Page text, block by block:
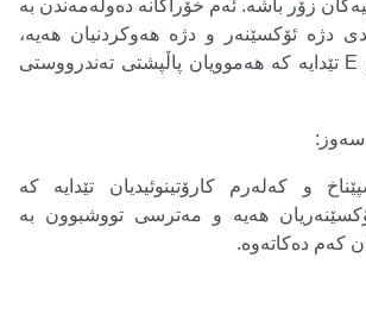
زۆر باشە. ئەم خۆراکانە دەوڵەمەندن بە
دژە ئۆکسێنەر و دژە هەوکردنیان هەیە،
E تێدایە کە هەموویان پاڵپشتی تەندرووستی
:
و کەلەرم کارۆتینوئیدیان تێدایە کە
هەیە و مەترسی تووشبوون بە
کەم دەکاتەوە.